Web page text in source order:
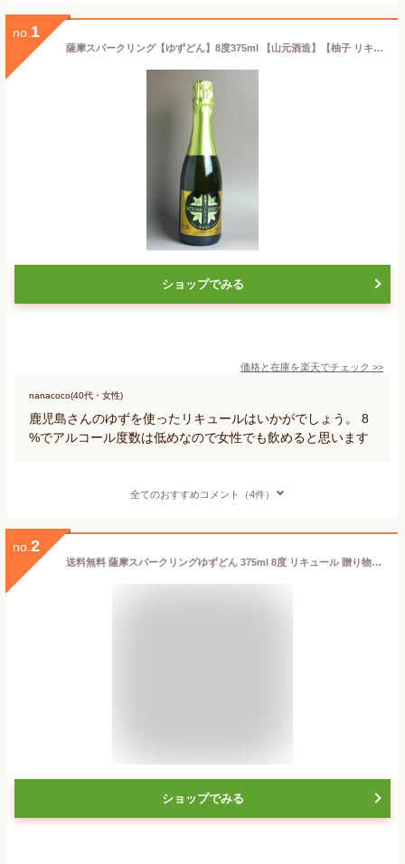
no. 1
薩摩スパークリング【ゆずどん】8度375ml 【山元酒造】【柚子 リキュール 鹿児島 手土産 楽天 プレゼント ギフト あす楽】
ショップでみる
価格と在庫を楽天でチェック >>
nanacoco(40代・女性)
鹿児島さんのゆずを使ったリキュールはいかがでしょう。 8
%でアルコール度数は低めなので女性でも飲めると思います
全てのおすすめコメント（4件）
no. 2
送料無料 薩摩スパークリングゆずどん 375ml 8度 リキュール 贈り物 お土産 鹿児島
ショップでみる